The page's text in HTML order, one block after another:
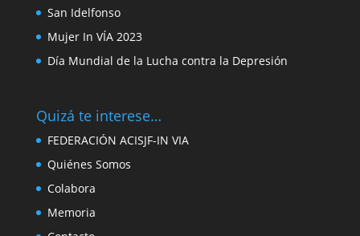
San Idelfonso
Mujer In VÍA 2023
Día Mundial de la Lucha contra la Depresión
Quizá te interese…
FEDERACIÓN ACISJF-IN VIA
Quiénes Somos
Colabora
Memoria